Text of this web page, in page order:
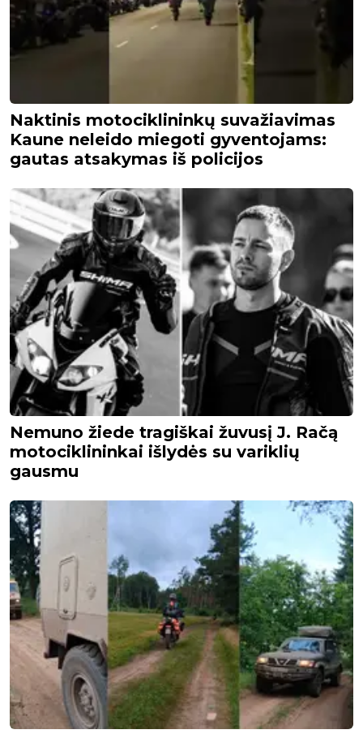
Naktinis motociklininkų suvažiavimas
Kaune neleido miegoti gyventojams:
gautas atsakymas iš policijos
Nemuno žiede tragiškai žuvusį J. Račą
motociklininkai išlydės su variklių
gausmu